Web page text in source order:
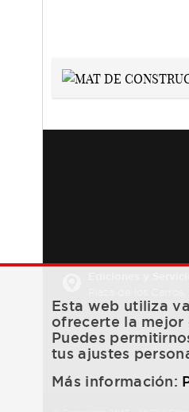
Esta web utiliza
ofrecerte la mejor
Puedes
tus ajustes
Más información: